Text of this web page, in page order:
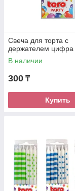
Свеча для торта с
держателем цифра
В наличии
300 ₸
Купить